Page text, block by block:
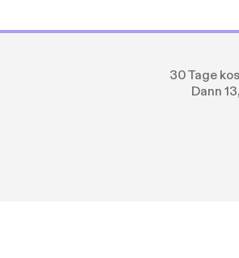
30 Tage
Dann